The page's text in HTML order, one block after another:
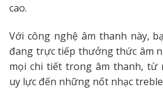
cao.
Với công nghệ âm thanh này,
đang trực tiếp thưởng thức âm
mọi chi tiết trong âm thanh, từ
uy lực đến những nốt nhạc